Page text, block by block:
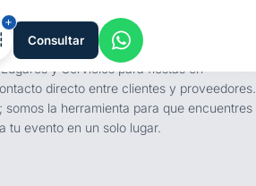
Consultar
y Servicios para fiestas en
directo entre clientes y proveedores.
somos la herramienta para que encuentres
tu evento en un solo lugar.